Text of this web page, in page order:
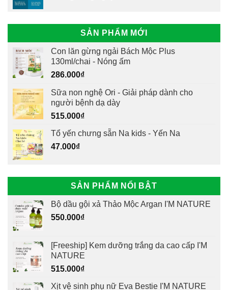
SẢN PHẨM MỚI
Con lăn gừng ngải Bách Mộc Plus
130ml/chai - Nóng ấm
286.000₫
Sữa non nghệ Ori - Giải pháp dành cho
người bệnh dạ dày
515.000₫
Tổ yến chưng sẵn Na kids - Yến Na
47.000₫
SẢN PHẨM NỔI BẬT
Bộ dầu gội xả Thảo Mộc Argan I'M NATURE
550.000₫
[Freeship] Kem dưỡng trắng da cao cấp I'M
NATURE
515.000₫
Xịt vệ sinh phụ nữ Eva Bestie I'M NATURE